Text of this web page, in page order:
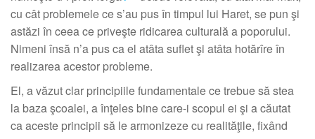
cu cât problemele ce s’au pus în timpul lui Haret, se pun şi
astăzi în ceea ce priveşte ridicarea culturală a poporului.
Nimeni însă n’a pus ca el atâta suflet şi atâta hotărîre în
realizarea acestor probleme.
El, a văzut clar principiile fundamentale ce trebue să stea
la baza şcoalei, a înţeles bine care-i scopul ei şi a căutat
ca aceste principii să le armonizeze cu realităţile, fixând